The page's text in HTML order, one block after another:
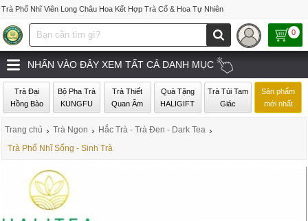
Trà Phổ Nhĩ Viên Long Châu Hoa Kết Hợp Trà Cổ & Hoa Tự Nhiên
0
NHẤN VÀO ĐÂY XEM TẤT CẢ DANH MỤC
Trà Đại
Hồng Bào
Bộ Pha Trà
KUNGFU
Trà Thiết
Quan Âm
Quà Tặng
HALIGIFT
Trà Túi Tam
Giác
Sản phẩm
mới nhất
Trang chủ › Trà Ngon › Hắc Trà - Trà Đen - Dark Tea ›
Trà Phổ Nhĩ Sống - Sinh Trà